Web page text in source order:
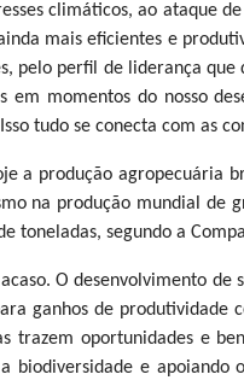
climáticos, ao ataque
mais eficientes e
pelo perfil de liderança
em momentos do nosso
tudo se conecta com as
a produção agropecuária
na produção mundial de
toneladas, segundo a
O desenvolvimento
ganhos de
trazem oportunidades e
biodiversidade e